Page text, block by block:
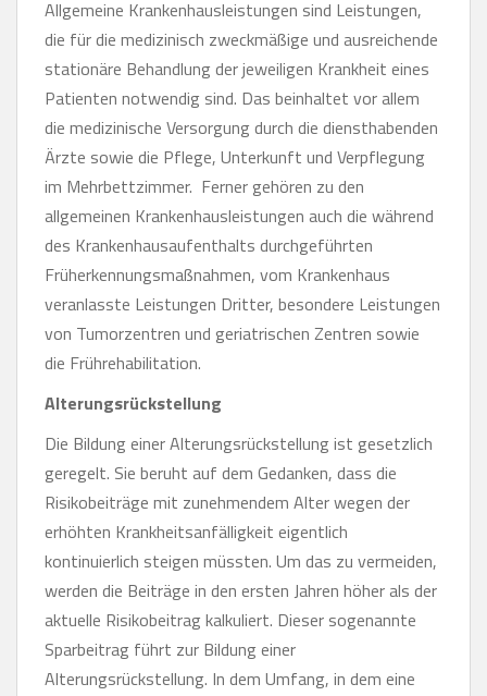
Allgemeine Krankenhausleistungen sind Leistungen,
die für die medizinisch zweckmäßige und ausreichende
stationäre Behandlung der jeweiligen Krankheit eines
Patienten notwendig sind. Das beinhaltet vor allem
die medizinische Versorgung durch die diensthabenden
Ärzte sowie die Pflege, Unterkunft und Verpflegung
im Mehrbettzimmer. Ferner gehören zu den
allgemeinen Krankenhausleistungen auch die während
des Krankenhausaufenthalts durchgeführten
Früherkennungsmaßnahmen, vom Krankenhaus
veranlasste Leistungen Dritter, besondere Leistungen
von Tumorzentren und geriatrischen Zentren sowie
die Frührehabilitation.
Alterungsrückstellung
Die Bildung einer Alterungsrückstellung ist gesetzlich
geregelt. Sie beruht auf dem Gedanken, dass die
Risikobeiträge mit zunehmendem Alter wegen der
erhöhten Krankheitsanfälligkeit eigentlich
kontinuierlich steigen müssten. Um das zu vermeiden,
werden die Beiträge in den ersten Jahren höher als der
aktuelle Risikobeitrag kalkuliert. Dieser sogenannte
Sparbeitrag führt zur Bildung einer
Alterungsrückstellung. In dem Umfang, in dem eine